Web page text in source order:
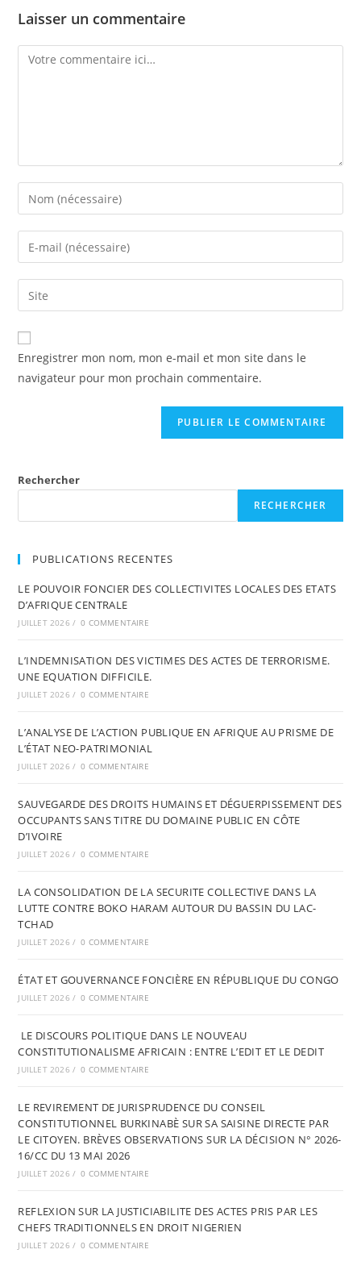
Laisser un commentaire
Enregistrer mon nom, mon e-mail et mon site dans le
navigateur pour mon prochain commentaire.
Rechercher
RECHERCHER
PUBLICATIONS RECENTES
LE POUVOIR FONCIER DES COLLECTIVITES LOCALES DES ETATS
D’AFRIQUE CENTRALE
JUILLET 2026 / 0 COMMENTAIRE
L’INDEMNISATION DES VICTIMES DES ACTES DE TERRORISME.
UNE EQUATION DIFFICILE.
JUILLET 2026 / 0 COMMENTAIRE
L’ANALYSE DE L’ACTION PUBLIQUE EN AFRIQUE AU PRISME DE
L’ÉTAT NEO-PATRIMONIAL
JUILLET 2026 / 0 COMMENTAIRE
SAUVEGARDE DES DROITS HUMAINS ET DÉGUERPISSEMENT DES
OCCUPANTS SANS TITRE DU DOMAINE PUBLIC EN CÔTE
D’IVOIRE
JUILLET 2026 / 0 COMMENTAIRE
LA CONSOLIDATION DE LA SECURITE COLLECTIVE DANS LA
LUTTE CONTRE BOKO HARAM AUTOUR DU BASSIN DU LAC-
TCHAD
JUILLET 2026 / 0 COMMENTAIRE
ÉTAT ET GOUVERNANCE FONCIÈRE EN RÉPUBLIQUE DU CONGO
JUILLET 2026 / 0 COMMENTAIRE
LE DISCOURS POLITIQUE DANS LE NOUVEAU
CONSTITUTIONALISME AFRICAIN : ENTRE L’EDIT ET LE DEDIT
JUILLET 2026 / 0 COMMENTAIRE
LE REVIREMENT DE JURISPRUDENCE DU CONSEIL
CONSTITUTIONNEL BURKINABÈ SUR SA SAISINE DIRECTE PAR
LE CITOYEN. BRÈVES OBSERVATIONS SUR LA DÉCISION N° 2026-
16/CC DU 13 MAI 2026
JUILLET 2026 / 0 COMMENTAIRE
REFLEXION SUR LA JUSTICIABILITE DES ACTES PRIS PAR LES
CHEFS TRADITIONNELS EN DROIT NIGERIEN
JUILLET 2026 / 0 COMMENTAIRE